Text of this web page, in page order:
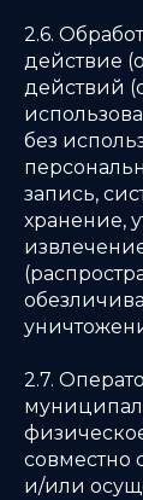
2.6.
действие
действий
без
запись,
хранение,
2.7.
и/или